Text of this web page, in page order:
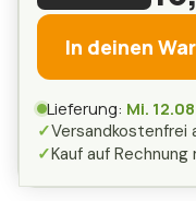
In deinen
Lieferung: Mi.
✓Versandkostenfrei
✓Kauf auf Rechnung